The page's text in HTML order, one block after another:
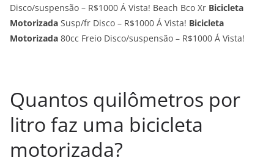
Disco/suspensão – R$1000 Á Vista! Beach Bco Xr Bicicleta
Motorizada Susp/fr Disco – R$1000 Á Vista! Bicicleta
Motorizada 80cc Freio Disco/suspensão – R$1000 Á Vista!
Quantos quilômetros por
litro faz uma bicicleta
motorizada?